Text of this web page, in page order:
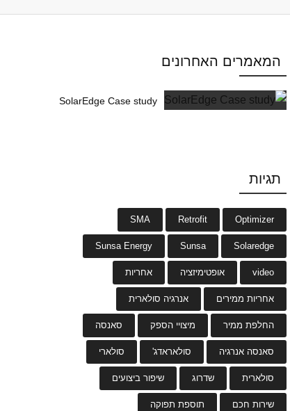
המאמרים האחרונים
SolarEdge Case study
תגיות
Optimizer
Retrofit
SMA
Solaredge
Sunsa
Sunsa Energy
video אופטימיזציה אחריות
אחריות ממירים אנרגיה סולארית
החלפת ממיר מיצויי הספק סאנסה
סאנסה אנרגיה סולאראדג' סולארי
סולארית שדרוג שיפור ביצועים
שירות חכם תוספת תפוקה